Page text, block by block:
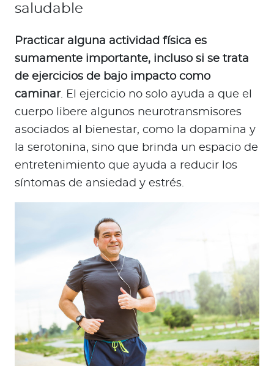
saludable
Practicar alguna actividad física es
sumamente importante, incluso si se trata
de ejercicios de bajo impacto como
caminar. El ejercicio no solo ayuda a que el
cuerpo libere algunos neurotransmisores
asociados al bienestar, como la dopamina y
la serotonina, sino que brinda un espacio de
entretenimiento que ayuda a reducir los
síntomas de ansiedad y estrés.